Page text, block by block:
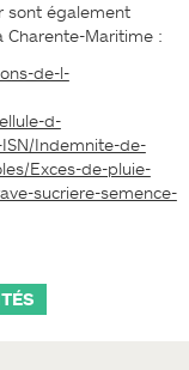
sont également
Charente-Maritime :
de-l-
d-
Indemnite-de-
Exces-de-pluie-
sucriere-semence-